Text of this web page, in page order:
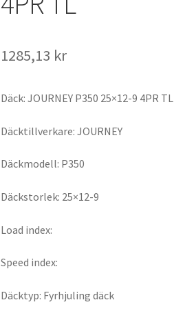
1285,13 kr
Däck: JOURNEY P350 25×12-9 4PR TL
Däcktillverkare: JOURNEY
Däckmodell: P350
Däckstorlek: 25×12-9
Load index:
Speed index:
Däcktyp: Fyrhjuling däck